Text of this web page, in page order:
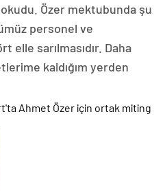
Özer mektubunda şu
personel ve
elle sarılmasıdır. Daha
kaldığım yerden